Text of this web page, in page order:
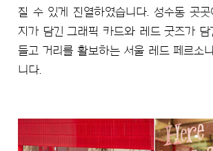
질 수 있게 진열하였습니다. 성수동 곳곳
지가 담긴 그래픽 카드와 레드 굿즈가 담
들고 거리를 활보하는 서울 레드 페르소
니다.